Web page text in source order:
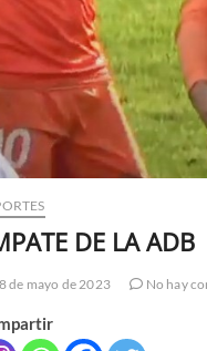
DE LA ADB
de mayo de 2023 No hay